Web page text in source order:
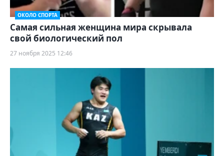
ОКОЛО СПОРТА
Самая сильная женщина мира скрывала
свой биологический пол
27 ноября 2025 12:46